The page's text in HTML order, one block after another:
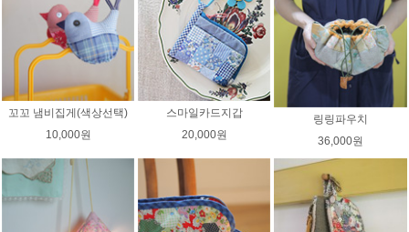
꼬꼬 냄비집게(색상선택)
10,000원
스마일카드지갑
20,000원
링링파우치
36,000원